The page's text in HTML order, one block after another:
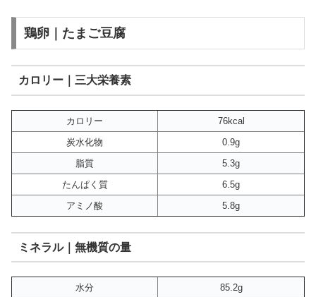
鶏卵｜たまご豆腐
カロリー｜三大栄養素
カロリー
76kcal
炭水化物
0.9g
脂質
5.3g
たんぱく質
6.5g
アミノ酸
5.8g
ミネラル｜無機質の量
水分
85.2g